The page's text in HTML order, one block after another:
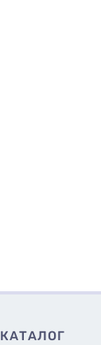
КАТАЛОГ